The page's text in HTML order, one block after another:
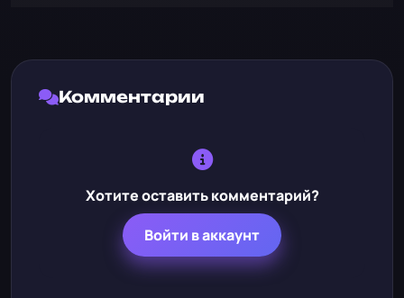
Комментарии
Хотите оставить комментарий?
Войти в аккаунт